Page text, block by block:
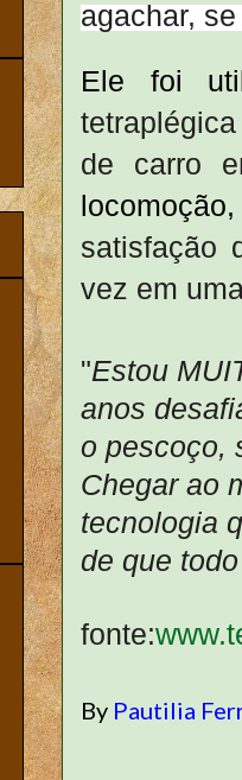
agachar,
Ele foi
de carro
locomoção,
satisfação
vez em
"Estou
anos
o pescoço,
Chegar ao
tecnologia
de que
fonte:
By Pautilia